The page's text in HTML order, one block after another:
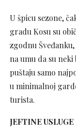
U špicu sezone,
gradu Kosu su
zgodnu
na umu da su
puštaju samo
u minimalnoj
turista.
JEFTINE